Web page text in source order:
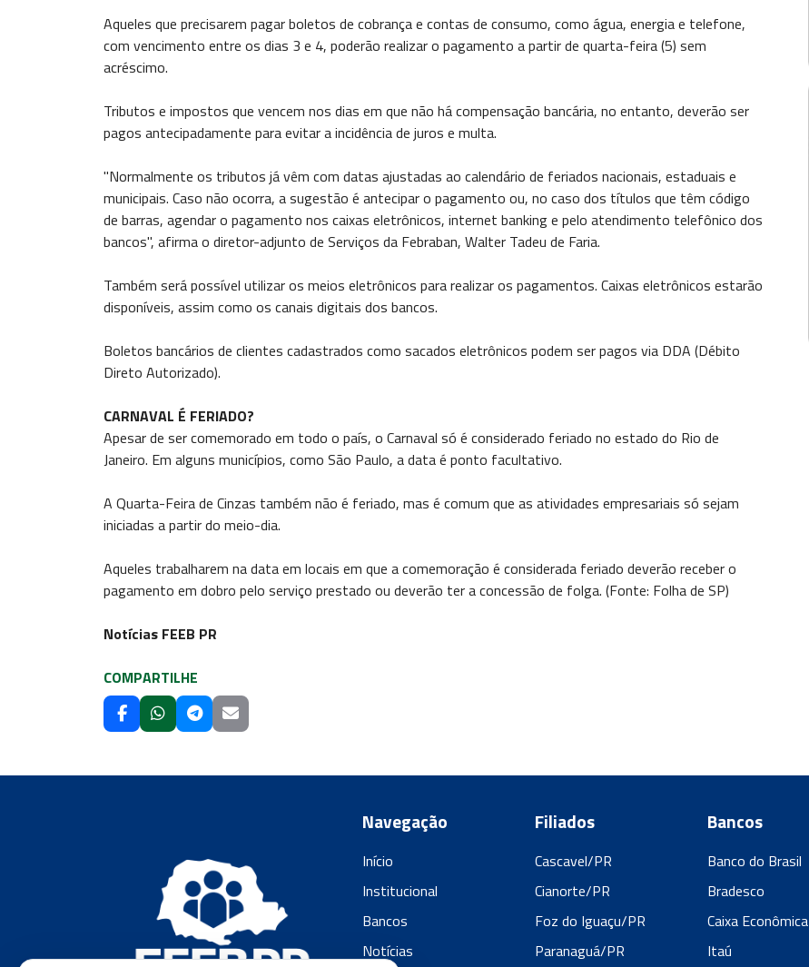
Aqueles que precisarem pagar boletos de cobrança e contas de consumo, como água, energia e telefone,
com vencimento entre os dias 3 e 4, poderão realizar o pagamento a partir de quarta-feira (5) sem
acréscimo.
Tributos e impostos que vencem nos dias em que não há compensação bancária, no entanto, deverão ser
pagos antecipadamente para evitar a incidência de juros e multa.
"Normalmente os tributos já vêm com datas ajustadas ao calendário de feriados nacionais, estaduais e
municipais. Caso não ocorra, a sugestão é antecipar o pagamento ou, no caso dos títulos que têm código
de barras, agendar o pagamento nos caixas eletrônicos, internet banking e pelo atendimento telefônico dos
bancos", afirma o diretor-adjunto de Serviços da Febraban, Walter Tadeu de Faria.
Também será possível utilizar os meios eletrônicos para realizar os pagamentos. Caixas eletrônicos estarão
disponíveis, assim como os canais digitais dos bancos.
Boletos bancários de clientes cadastrados como sacados eletrônicos podem ser pagos via DDA (Débito
Direto Autorizado).
CARNAVAL É FERIADO?
Apesar de ser comemorado em todo o país, o Carnaval só é considerado feriado no estado do Rio de
Janeiro. Em alguns municípios, como São Paulo, a data é ponto facultativo.
A Quarta-Feira de Cinzas também não é feriado, mas é comum que as atividades empresariais só sejam
iniciadas a partir do meio-dia.
Aqueles trabalharem na data em locais em que a comemoração é considerada feriado deverão receber o
pagamento em dobro pelo serviço prestado ou deverão ter a concessão de folga. (Fonte: Folha de SP)
Notícias FEEB PR
COMPARTILHE
Navegação
Início
Institucional
Bancos
Notícias
Filiados
Cascavel/PR
Cianorte/PR
Foz do Iguaçu/PR
Paranaguá/PR
Bancos
Banco do Brasil
Bradesco
Caixa Econômica
Itaú